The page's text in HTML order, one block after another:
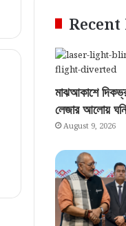
Recent
মাঝআকাশে
লেজার আলোয়
August 9, 2026